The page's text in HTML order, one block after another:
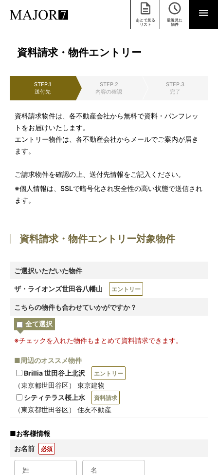
あとで見る
リスト
最近見た
物件
資料請求・物件エントリー
STEP.1
送付先
STEP.2
内容の確認
STEP.3
完了
資料請求物件は、各不動産会社から無料で資料・パンフレッ
トをお届けいたします。
エントリー物件は、各不動産会社からメールでご案内が届き
ます。
ご請求物件を確認の上、送付先情報をご記入ください。
※個人情報は、SSLで暗号化され安全性の高い状態で送信され
ます。
資料請求・物件エントリー対象物件
ご選択いただいた物件
ザ・ライオンズ世田谷八幡山 エントリー
こちらの物件も合わせていかがですか？
全て選択
※チェックを入れた物件もまとめて資料請求できます。
■周辺のオススメ物件
Brillia 世田谷上北沢
エントリー
（東京都世田谷区） 東京建物
シティテラス桜上水
資料請求
（東京都世田谷区） 住友不動産
■お客様情報
お名前
必須